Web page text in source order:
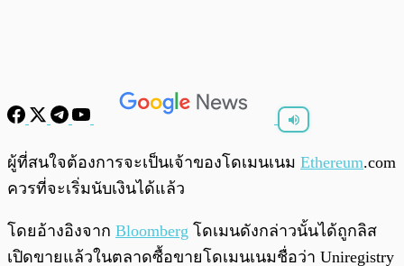
พร้อมเล่น
ผู้ที่สนใจต้องการจะเป็นเจ้าของโดเมนเนม Ethereum.com
ควรที่จะเริ่มนับเงินได้แล้ว
โดยอ้างอิงจาก Bloomberg โดเมนดังกล่าวนั้นได้ถูกลิส
เปิดขายแล้วในตลาดซื้อขายโดเมนเนมชื่อว่า Uniregistry